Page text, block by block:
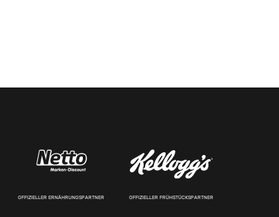
OFFIZIELLER ERNÄHRUNGSPARTNER OFFIZIELLER FRÜHSTÜCKSPARTNER